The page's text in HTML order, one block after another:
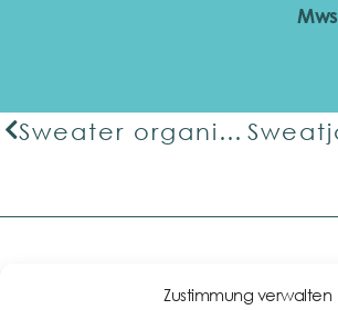
Zustimmung verwalten
Sweater organic premium